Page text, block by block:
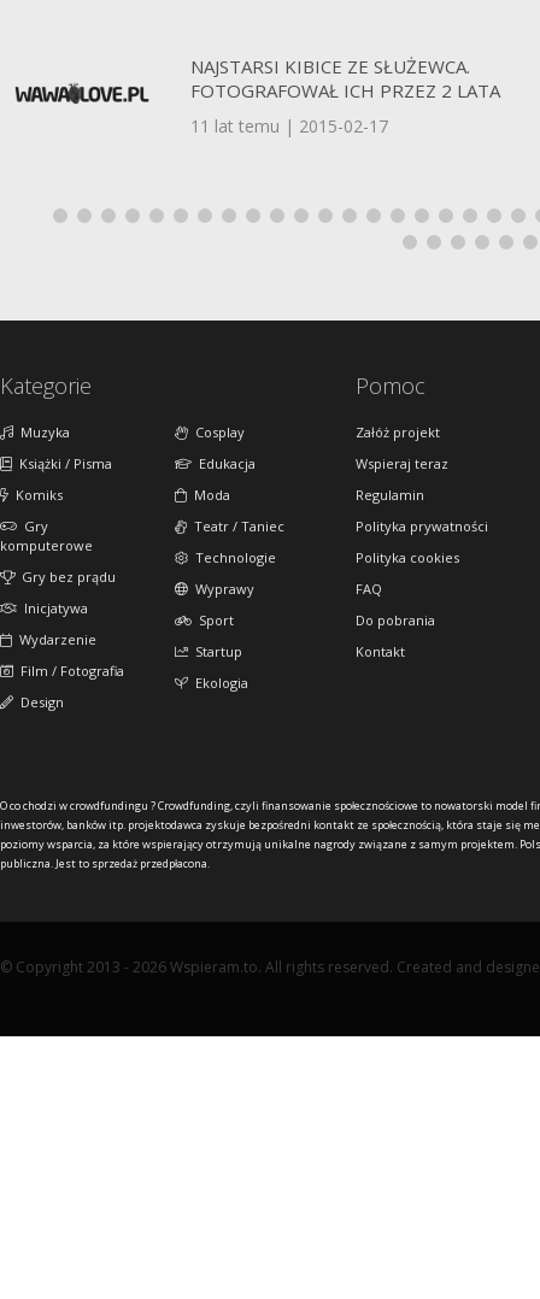
NAJSTARSI KIBICE ZE SŁUŻEWCA.
FOTOGRAFOWAŁ ICH PRZEZ 2 LATA
11 lat temu | 2015-02-17
Kategorie
Muzyka
Książki / Pisma
Komiks
Gry
komputerowe
Gry bez prądu
Inicjatywa
Wydarzenie
Film / Fotografia
Design
Cosplay
Edukacja
Moda
Teatr / Taniec
Technologie
Wyprawy
Sport
Startup
Ekologia
Pomoc
Załóż projekt
Wspieraj teraz
Regulamin
Polityka prywatności
Polityka cookies
FAQ
Do pobrania
Kontakt
O co chodzi w crowdfundingu ?Crowdfunding, czyli finansowanie społecznościowe to nowatorski model
inwestorów, banków itp. projektodawca zyskuje bezpośredni kontakt ze społecznością, która staje się
poziomy wsparcia, za które wspierający otrzymują unikalne nagrody związane z samym projektem.
publiczna. Jest to sprzedaż przedpłacona.
© Copyright 2013 - 2026 Wspieram.to. All rights reserved. Created and